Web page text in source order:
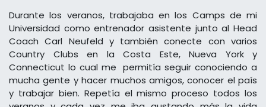
Durante los veranos, trabajaba en los Camps de mi
Universidad como entrenador asistente junto al Head
Coach Carl Neufeld y también conecte con varios
Country Clubs en la Costa Este, Nueva York y
Connecticut lo cual me permitía seguir conociendo a
mucha gente y hacer muchos amigos, conocer el país
y trabajar bien. Repetía el mismo proceso todos los